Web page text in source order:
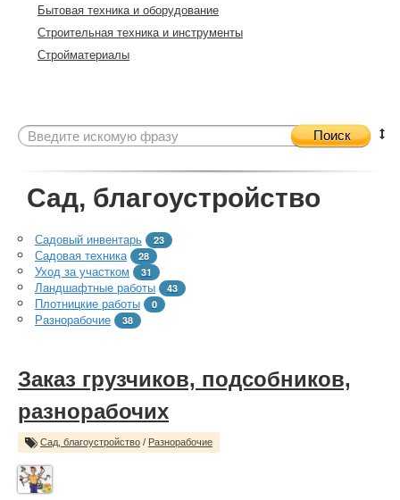
Бытовая техника и оборудование
Строительная техника и инструменты
Стройматериалы
Поиск
Сад, благоустройство
Садовый инвентарь 23
Садовая техника 28
Уход за участком 31
Ландшафтные работы 43
Плотницкие работы 0
Разнорабочие 38
Заказ грузчиков, подсобников,
разнорабочих
Сад, благоустройство / Разнорабочие